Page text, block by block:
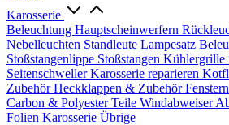
Karosserie
Beleuchtung Hauptscheinwerfern
Nebelleuchten Standleute Lampesatz
Stoßstangenlippe Stoßstangen Kühlergrille
SeitenschwellerKarosserie reparieren
ZubehörHeckklappen & Zubehör
Carbon & Polyester Teile Windabweiser
Folien Karosserie Übrige